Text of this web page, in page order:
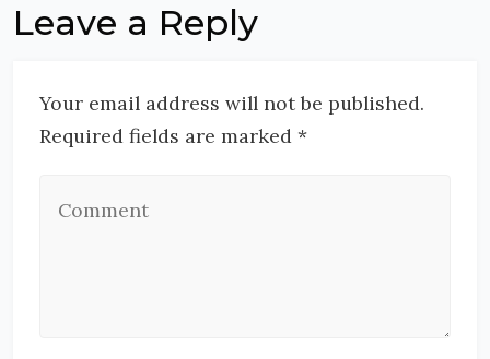
Leave a Reply
Your email address will not be published.
Required fields are marked *